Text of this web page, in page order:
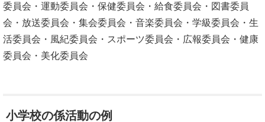
委員会・運動委員会・保健委員会・給食委員会・図書委員
会・放送委員会・集会委員会・音楽委員会・学級委員会・生
活委員会・風紀委員会・スポーツ委員会・広報委員会・健康
委員会・美化委員会
小学校の係活動の例